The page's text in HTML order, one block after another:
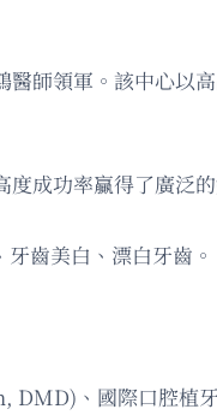
師領軍。該中心以
成功率贏得了廣泛的
齒美白、漂白牙齒。
DMD)、國際口腔植